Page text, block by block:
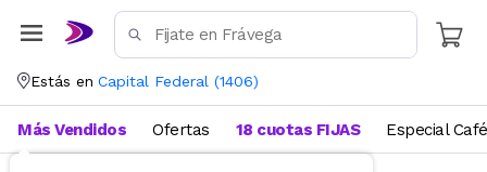
Estás en Capital Federal (1406)
Más Vendidos Ofertas 18 cuotas FIJAS Especial Café